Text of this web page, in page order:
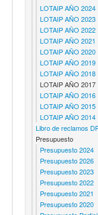
LOTAIP AÑO 2024
LOTAIP AÑO 2023
LOTAIP AÑO 2022
LOTAIP AÑO 2021
LOTAIP AÑO 2020
LOTAIP AÑO 2019
LOTAIP AÑO 2018
LOTAIP AÑO 2017
LOTAIP AÑO 2016
LOTAIP AÑO 2015
LOTAIP AÑO 2014
Libro de reclamos
Presupuesto
Presupuesto 2024
Presupuesto 2026
Presupuesto 2023
Presupuesto 2022
Presupuesto 2021
Presupuesto 2020